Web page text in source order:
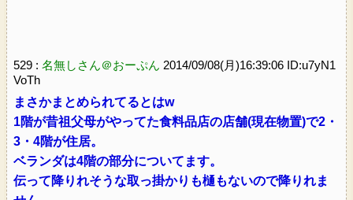
529 : 名無しさん＠おーぷん 2014/09/08(月)16:39:06 ID:u7yN1
VoTh
まさかまとめられてるとはw
1階が昔祖父母がやってた食料品店の店舗(現在物置)で2・
3・4階が住居。
ベランダは4階の部分についてます。
伝って降りれそうな取っ掛かりも樋もないので降りれま